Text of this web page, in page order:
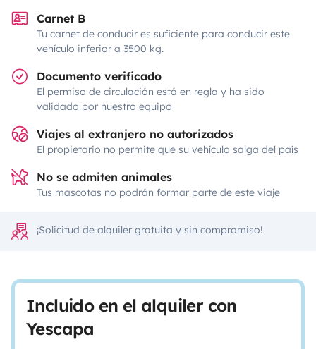
Carnet B
Tu carnet de conducir es suficiente para conducir este
vehículo inferior a 3500 kg.
Documento verificado
El permiso de circulación está en regla y ha sido
validado por nuestro equipo
Viajes al extranjero no autorizados
El propietario no permite que su vehículo salga del país
No se admiten animales
Tus mascotas no podrán formar parte de este viaje
¡Solicitud de alquiler gratuita y sin compromiso!
Incluido en el alquiler con
Yescapa